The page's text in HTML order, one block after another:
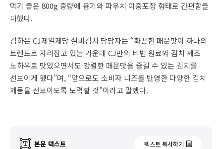
먹기 좋은 800g 중량에 용기와 파우치 이중포장 형태로 간편함을
더했다.
김하은 CJ제일제당 실비김치 담당자는 “화끈한 매운맛이 하나의
트렌드로 자리잡고 있는 가운데 CJ만의 비법 원료와 김치 제조
노하우로 맛있으면서도 강렬한 매운맛을 즐길 수 있는 김치를
선보이게 됐다”며, “앞으로도 소비자 니즈를 반영한 다양한 김치
제품을 선보이도록 노력할 것”이라고 말했다.
본문 텍스트 텍스트 복사하기